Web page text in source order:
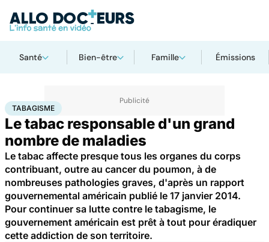
Santé Bien-être Famille Émissions
AccueilSanté Maladies Tabagisme
TABAGISME
Le tabac responsable d'un grand
nombre de maladies
Le tabac affecte presque tous les organes du corps
contribuant, outre au cancer du poumon, à de
nombreuses pathologies graves, d'après un rapport
gouvernemental américain publié le 17 janvier 2014.
Pour continuer sa lutte contre le tabagisme, le
gouvernement américain est prêt à tout pour éradiquer
cette addiction de son territoire.